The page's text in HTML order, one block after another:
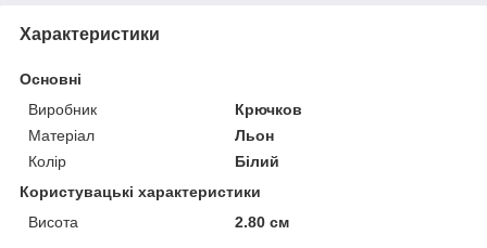
Характеристики
Основні
Виробник
Крючков
Матеріал
Льон
Колір
Білий
Користувацькі характеристики
Висота
2.80 см